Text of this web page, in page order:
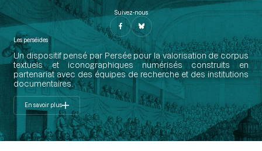
Suivez-nous
Les perséides
Un dispositif pensé par Persée pour la valorisation de corpus
textuels et iconographiques numérisés construits en
partenariat avec des équipes de recherche et des institutions
documentaires.
En savoir plus